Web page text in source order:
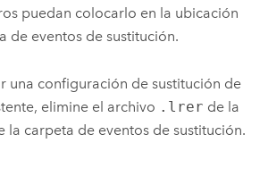
puedan colocarlo en la ubicación
de eventos de sustitución.
una configuración de sustitución de
elimine el archivo .lrer de la
la carpeta de eventos de sustitución.